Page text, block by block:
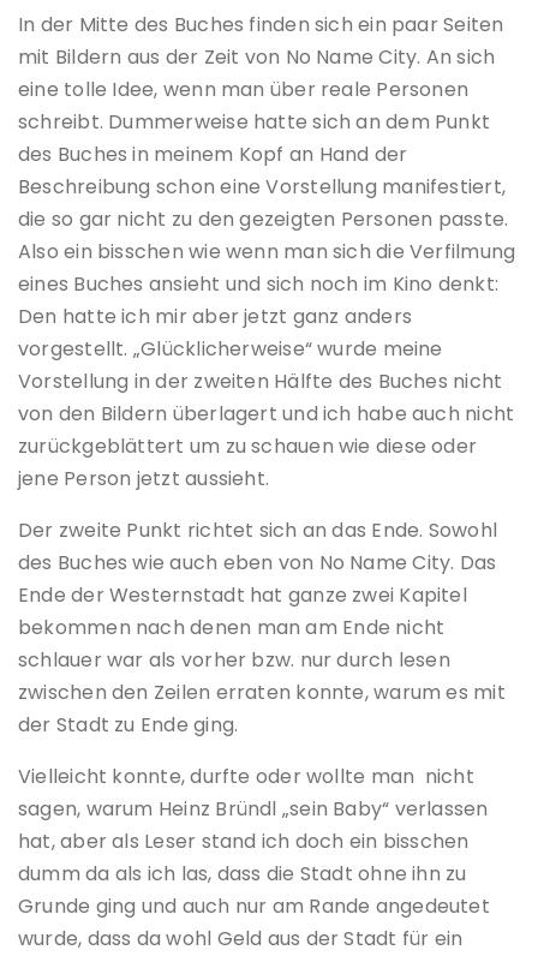
In der Mitte des Buches finden sich ein paar Seiten
mit Bildern aus der Zeit von No Name City. An sich
eine tolle Idee, wenn man über reale Personen
schreibt. Dummerweise hatte sich an dem Punkt
des Buches in meinem Kopf an Hand der
Beschreibung schon eine Vorstellung manifestiert,
die so gar nicht zu den gezeigten Personen passte.
Also ein bisschen wie wenn man sich die Verfilmung
eines Buches ansieht und sich noch im Kino denkt:
Den hatte ich mir aber jetzt ganz anders
vorgestellt. „Glücklicherweise“ wurde meine
Vorstellung in der zweiten Hälfte des Buches nicht
von den Bildern überlagert und ich habe auch nicht
zurückgeblättert um zu schauen wie diese oder
jene Person jetzt aussieht.
Der zweite Punkt richtet sich an das Ende. Sowohl
des Buches wie auch eben von No Name City. Das
Ende der Westernstadt hat ganze zwei Kapitel
bekommen nach denen man am Ende nicht
schlauer war als vorher bzw. nur durch lesen
zwischen den Zeilen erraten konnte, warum es mit
der Stadt zu Ende ging.
Vielleicht konnte, durfte oder wollte man nicht
sagen, warum Heinz Bründl „sein Baby“ verlassen
hat, aber als Leser stand ich doch ein bisschen
dumm da als ich las, dass die Stadt ohne ihn zu
Grunde ging und auch nur am Rande angedeutet
wurde, dass da wohl Geld aus der Stadt für ein